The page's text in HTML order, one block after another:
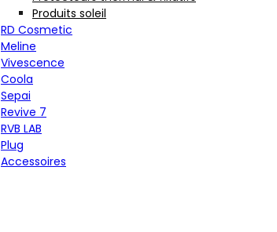
Produits soleil
RD Cosmetic
Meline
Vivescence
Coola
Sepai
Revive 7
RVB LAB
Plug
Accessoires